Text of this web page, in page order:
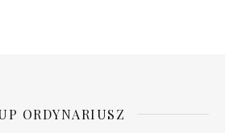
ORDYNARIUSZ